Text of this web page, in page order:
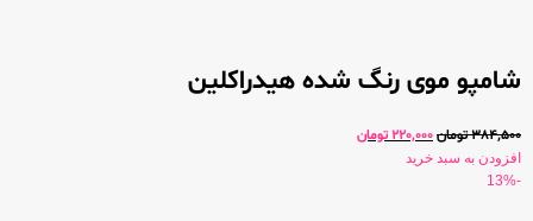
شامپو موی رنگ شده هیدراکلین
384,500تومان220,000 تومان
افزودن به سبد خرید
-13%